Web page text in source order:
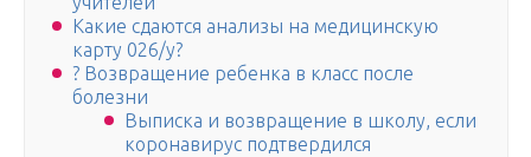
Какие сдаются анализы на медицинскую
карту 026/у?
? Возвращение ребенка в класс после
болезни
Выписка и возвращение в школу, если
коронавирус подтвердился